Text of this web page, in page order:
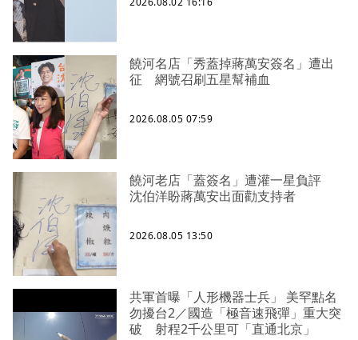
饒河名店「秀蓋掉蔣萬安簽名」遭出
征 網號召刷五星幫補血
2026.08.05 07:59
饒河老店「蓋簽名」遭灌一星負評
沈伯洋盼蔣萬安出面勸支持者
2026.08.05 13:50
共軍首曝「人形機器士兵」 美罕點名
勿擾台2／國造「極音速飛彈」重大突
破 射程2千公里可「直通北京」